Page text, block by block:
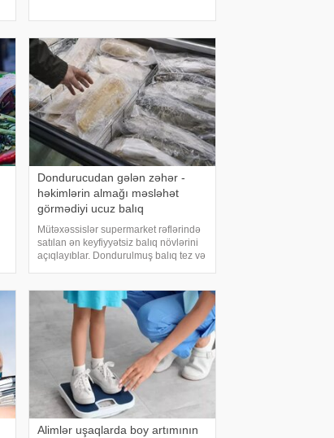
təkcə esteti
Dondurucudan gələn zəhər -
həkimlərin almağı məsləhət
görmədiyi ucuz balıq
Mütəxəssislər supermarket rəflərində
satılan ən keyfiyyətsiz balıq növlərini
açıqlayıblar. Dondurulmuş balıq tez və
xəbər verir ki, supermarketlərdək
Alimlər uşaqlarda boy artımının